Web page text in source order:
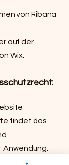
von Ribana
auf der
Wix.
findet das
Anwendung.